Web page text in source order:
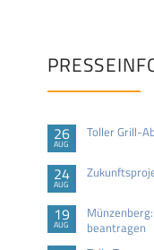
26
AUG
Toller Grill-
24
AUG
19
AUG
beantragen